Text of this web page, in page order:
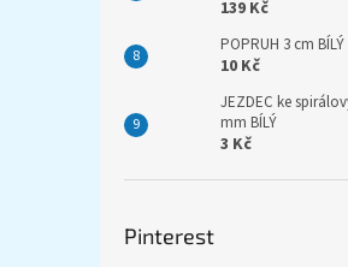
139 Kč
POPRUH 3 cm BÍLÝ
10 Kč
JEZDEC ke
mm BÍLÝ
3 Kč
Pinterest